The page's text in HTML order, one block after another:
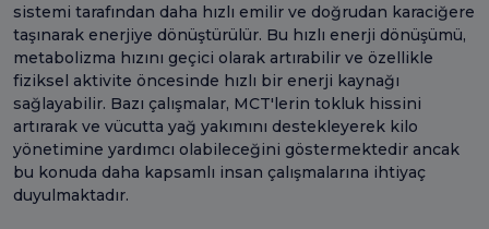
sistemi tarafından daha hızlı emilir ve doğrudan karaciğere
taşınarak enerjiye dönüştürülür. Bu hızlı enerji dönüşümü,
metabolizma hızını geçici olarak artırabilir ve özellikle
fiziksel aktivite öncesinde hızlı bir enerji kaynağı
sağlayabilir. Bazı çalışmalar, MCT'lerin tokluk hissini
artırarak ve vücutta yağ yakımını destekleyerek kilo
yönetimine yardımcı olabileceğini göstermektedir ancak
bu konuda daha kapsamlı insan çalışmalarına ihtiyaç
duyulmaktadır.